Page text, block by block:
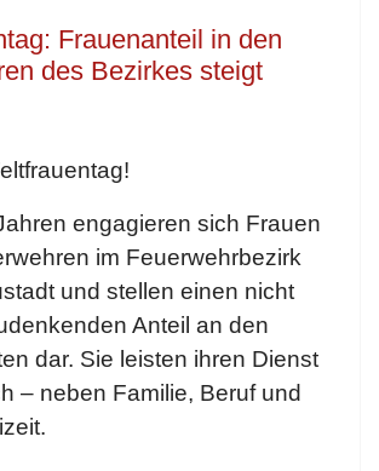
Frauenanteil in den
des Bezirkes steigt
engagieren sich Frauen
im Feuerwehrbezirk
und stellen einen nicht
Anteil an den
dar. Sie leisten ihren Dienst
– neben Familie, Beruf und